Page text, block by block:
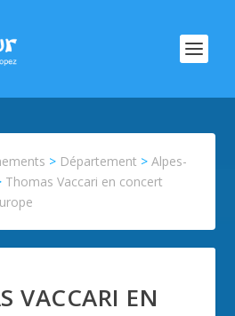
> Département >Alpes-
Thomas Vaccari en concert
VACCARI EN